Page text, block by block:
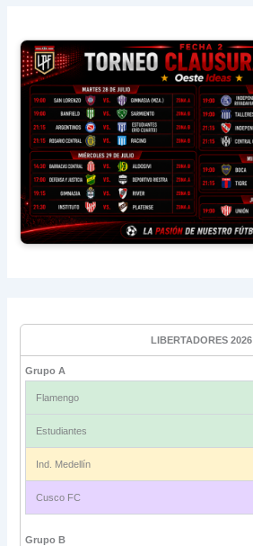
LIBERTADORES 2026
Grupo A
Flamengo
Estudiantes
Ind. Medellín
Cusco FC
Grupo B